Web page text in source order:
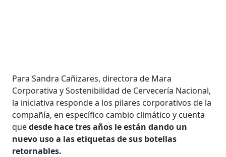
Para Sandra Cañizares, directora de Mara
Corporativa y Sostenibilidad de Cervecería Nacional,
la iniciativa responde a los pilares corporativos de la
compañía, en específico cambio climático y cuenta
quedesde hace tres años le están dando un
nuevo uso a las etiquetas de sus botellas
retornables.